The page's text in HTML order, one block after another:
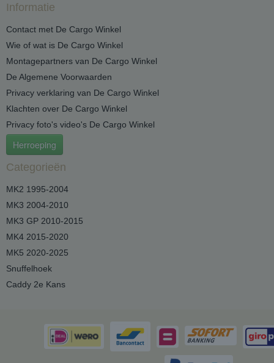
Informatie
Contact met De Cargo Winkel
Wie of wat is De Cargo Winkel
Montagepartners van De Cargo Winkel
De Algemene Voorwaarden
Privacy verklaring van De Cargo Winkel
Klachten over De Cargo Winkel
Privacy foto's video's De Cargo Winkel
Herroeping
Categorieën
MK2 1995-2004
MK3 2004-2010
MK3 GP 2010-2015
MK4 2015-2020
MK5 2020-2025
Snuffelhoek
Caddy 2e Kans